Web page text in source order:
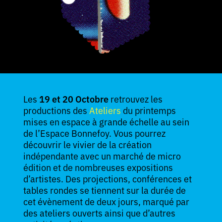
Les 19 et 20 Octobreretrouvez les
productions desAteliers du printemps
mises en espace à grande échelle au sein
de l’Espace Bonnefoy. Vous pourrez
découvrir le vivier de la création
indépendante avec un marché de micro
édition et de nombreuses expositions
d’artistes. Des projections, conférences et
tables rondes se tiennent sur la durée de
cet évènement de deux jours, marqué par
des ateliers ouverts ainsi que d’autres